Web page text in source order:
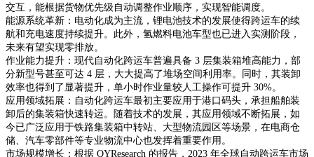
交互，能根据货物优先级自动调整作业顺序，实现智能调度。
能源系统革新：电动化成为主流，锂电池技术的发展使得跨运车的续
航和充电速度持续提升。此外，氢燃料电池车型也已进入实测阶段，
未来有望实现零排放。
作业能力提升：现代自动化跨运车普遍具备 3 层集装箱堆高能力，部
分新型号甚至可达 4 层，大大提高了堆场空间利用率。同时，其装卸
效率也得到了显著提升，单小时作业量较人工操作可提升 30%。
应用领域拓展：自动化跨运车最初主要应用于港口码头，承担船舶装
卸后的集装箱快速转运。随着技术的发展，其应用领域不断拓展，如
今已广泛应用于铁路集装箱中转站、大型物流园区等场景，在电商仓
储、汽车零部件等专业物流中心也发挥着重要作用。
市场规模增长：根据 QYResearch 的报告，2023 年全球自动跨运车市场